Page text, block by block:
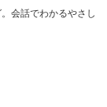
会話でわかるやさし